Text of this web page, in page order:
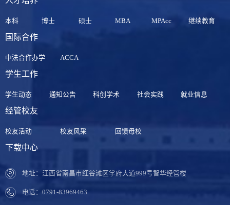
本科 博士 硕士 MBA MPAcc 继续教育
国际合作
中法合作办学 ACCA
学生工作
学生动态 通知公告 科创学术 社会实践 就业信息
经管校友
校友活动 校友风采 回馈母校
下载中心
地址：江西省南昌市红谷滩区学府大道999号智华经管楼
电话：0791-83969463